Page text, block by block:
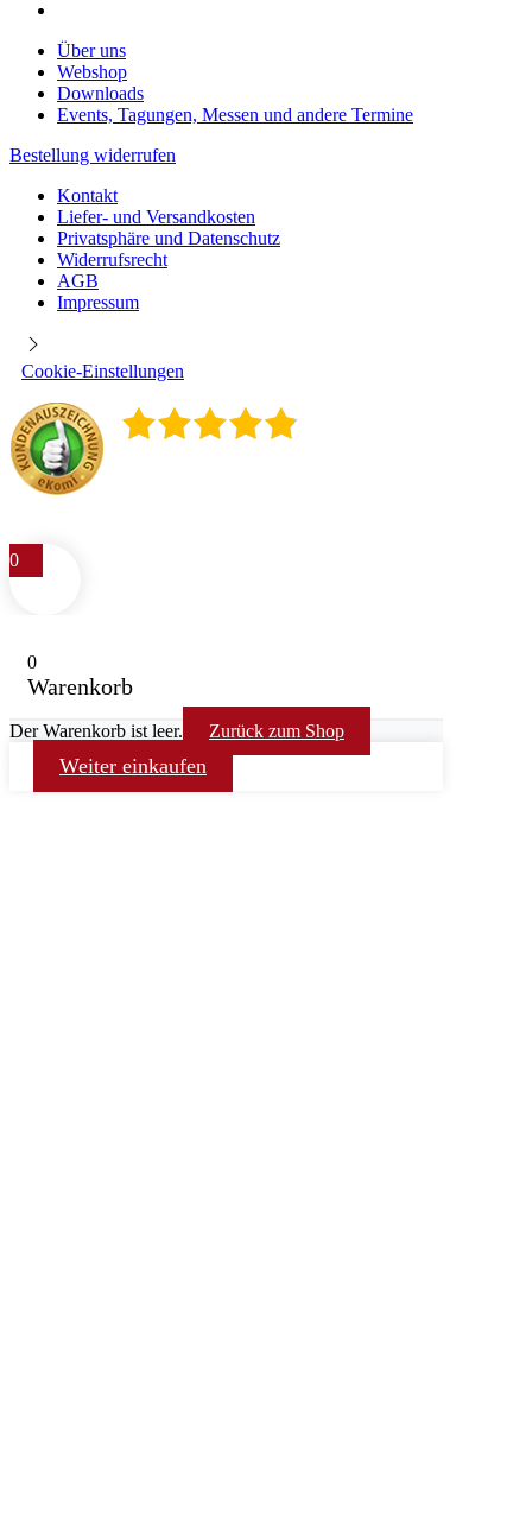
Über uns
Webshop
Downloads
Events, Tagungen, Messen und andere Termine
Bestellung widerrufen
Kontakt
Liefer- und Versandkosten
Privatsphäre und Datenschutz
Widerrufsrecht
AGB
Impressum
Cookie-Einstellungen
0
0
Warenkorb
Der Warenkorb ist leer. Zurück zum Shop
Weiter einkaufen